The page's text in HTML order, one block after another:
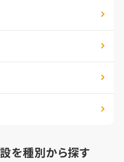
を種別から探す